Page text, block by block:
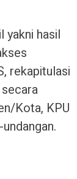
yakni hasil
rekapitulasi
Kota, KPU